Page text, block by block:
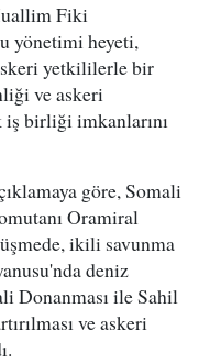
Fiki
yönetimi heyeti,
yetkililerle bir
ve askeri
birliği imkanlarını
göre, Somali
Oramiral
ikili savunma
deniz
Donanması ile Sahil
ve askeri